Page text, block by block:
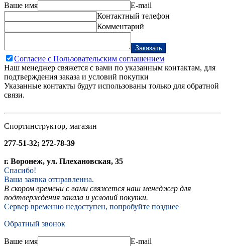
Ваше имя
E-mail
Контактный телефон
Комментарий
Заказать
Согласие с Пользовательским соглашением
Наш менеджер свяжется с вами по указанным контактам, для
подтверждения заказа и условий покупки
Указанные контакты будут использованы только для обратной
связи.
Спортинструктор, магазин
277-51-32; 272-78-39
г. Воронеж, ул. Плехановская, 35
Спасибо!
Ваша заявка отправленна.
В скором времени с вами свяжется наш менеджер для
подтверждения заказа и условий покупки.
Сервер временно недоступен, попробуйте позднее
Обратный звонок
Ваше имя E-mail